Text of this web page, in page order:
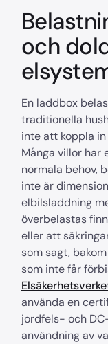
och
En laddbox
traditionella
inte att koppla
Många villor har
normala behov,
inte är
elbilsladdning
överbelastas
eller att
som sagt,
som inte får
använda en
jordfels- och
användning av